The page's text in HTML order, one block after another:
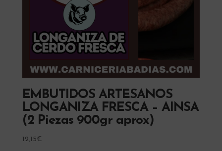
EMBUTIDOS ARTESANOS
LONGANIZA FRESCA – AINSA
(2 Piezas 900gr aprox)
12,15€